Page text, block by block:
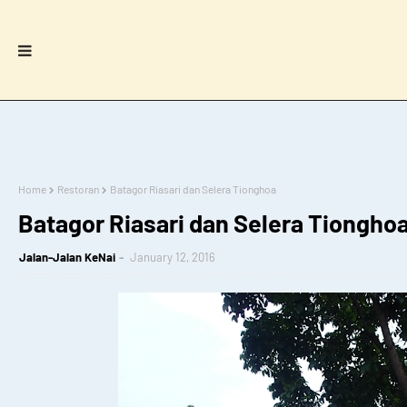
Home Restoran Batagor Riasari dan Selera Tionghoa
Batagor Riasari dan Selera
Jalan-Jalan KeNai January 12, 2016